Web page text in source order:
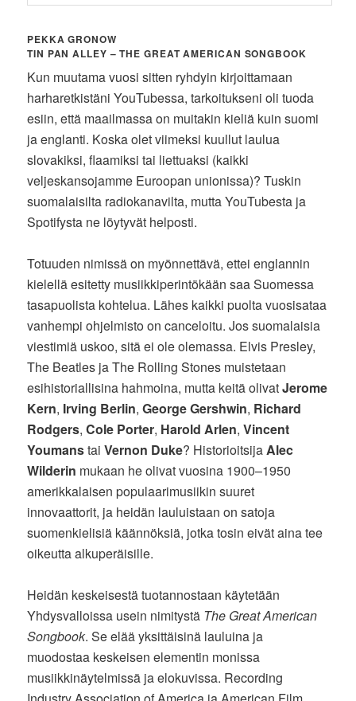
PEKKA GRONOW
TIN PAN ALLEY – THE GREAT AMERICAN SONGBOOK
Kun muutama vuosi sitten ryhdyin kirjoittamaan
harharetkistäni YouTubessa, tarkoitukseni oli tuoda
esiin, että maailmassa on muitakin kieliä kuin suomi
ja englanti. Koska olet viimeksi kuullut laulua
slovakiksi, flaamiksi tai liettuaksi (kaikki
veljeskansojamme Euroopan unionissa)? Tuskin
suomalaisilta radiokanavilta, mutta YouTubesta ja
Spotifysta ne löytyvät helposti.
Totuuden nimissä on myönnettävä, ettei englannin
kielellä esitetty musiikkiperintökään saa Suomessa
tasapuolista kohtelua. Lähes kaikki puolta vuosisataa
vanhempi ohjelmisto on canceloitu. Jos suomalaisia
viestimiä uskoo, sitä ei ole olemassa. Elvis Presley,
The Beatles ja The Rolling Stones muistetaan
esihistoriallisina hahmoina, mutta keitä olivatJerome
Kern, Irving Berlin,George Gershwin, Richard
Rodgers,Cole Porter, Harold Arlen,Vincent
YoumanstaiVernon Duke? HistorioitsijaAlec
Wilderin mukaan he olivat vuosina 1900–1950
amerikkalaisen populaarimusiikin suuret
innovaattorit, ja heidän lauluistaan on satoja
suomenkielisiä käännöksiä, jotka tosin eivät aina tee
oikeutta alkuperäisille.
Heidän keskeisestä tuotannostaan käytetään
Yhdysvalloissa usein nimitystä The Great American
Songbook. Se elää yksittäisinä lauluina ja
muodostaa keskeisen elementin monissa
musiikkinäytelmissä ja elokuvissa. Recording